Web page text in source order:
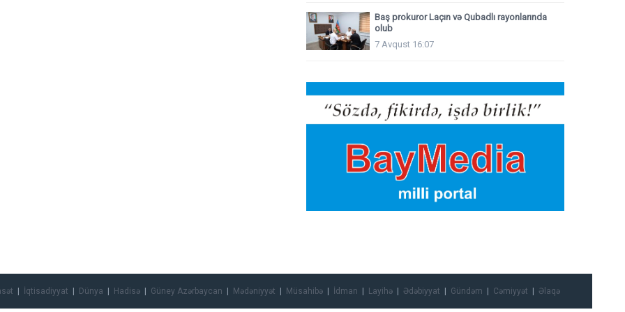
Baş prokuror Laçın və Qubadlı rayonlarında
olub
7 Avqust 16:07
İqtisadiyyat Dünya Hadisə Güney Azərbaycan Mədəniyyət Müsahibə İdman Layihə Ədəbiyyat Gündəm Cəmiyyət Əlaqə